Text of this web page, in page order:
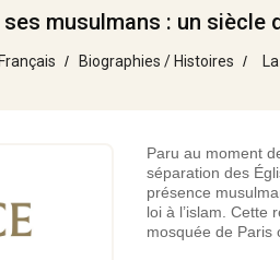
musulmans : un siècle
Biographies / Histoires
Paru au moment
séparation des
présence
loi à l’islam. Cette
mosquée de Paris